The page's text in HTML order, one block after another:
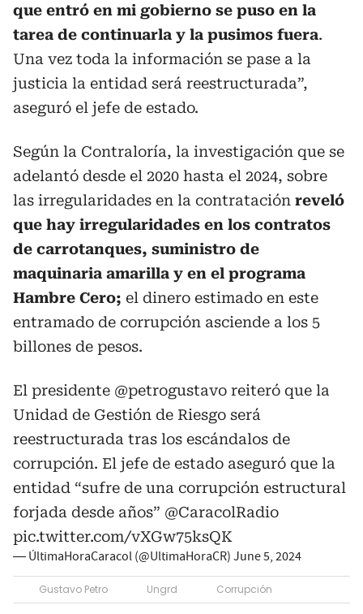
que entró en mi gobierno se puso en la
tarea de continuarla y la pusimos fuera.
Una vez toda la información se pase a la
justicia la entidad será reestructurada”,
aseguró el jefe de estado.
Según la Contraloría, la investigación que se
adelantó desde el 2020 hasta el 2024, sobre
las irregularidades en la contratación reveló
que hay irregularidades en los contratos
de carrotanques, suministro de
maquinaria amarilla y en el programa
Hambre Cero; el dinero estimado en este
entramado de corrupción asciende a los 5
billones de pesos.
El presidente @petrogustavo reiteró que la
Unidad de Gestión de Riesgo será
reestructurada tras los escándalos de
corrupción. El jefe de estado aseguró que la
entidad “sufre de una corrupción estructural
forjada desde años” @CaracolRadio
pic.twitter.com/vXGw75ksQK
— ÚltimaHoraCaracol (@UltimaHoraCR) June 5, 2024
Gustavo Petro Ungrd Corrupción